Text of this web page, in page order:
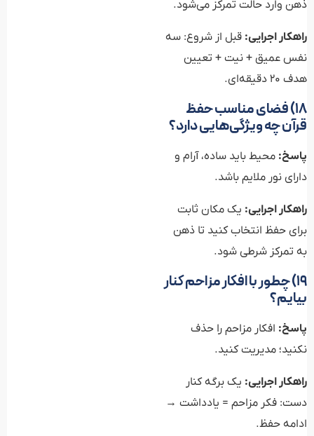
ذهن وارد حالت تمرکز می‌شود.
راهکار اجرایی: قبل از شروع: سه
نفس عمیق + نیت + تعیین
هدف ۲۰ دقیقه‌ای.
۱۸) فضای مناسب حفظ
قرآن چه ویژگی‌هایی دارد؟
پاسخ: محیط باید ساده، آرام و
دارای نور ملایم باشد.
راهکار اجرایی: یک مکان ثابت
برای حفظ انتخاب کنید تا ذهن
به تمرکز شرطی شود.
۱۹) چطور با افکار مزاحم کنار
بیایم؟
پاسخ: افکار مزاحم را حذف
نکنید؛ مدیریت کنید.
راهکار اجرایی: یک برگه کنار
دست: فکر مزاحم = یادداشت →
ادامه حفظ.